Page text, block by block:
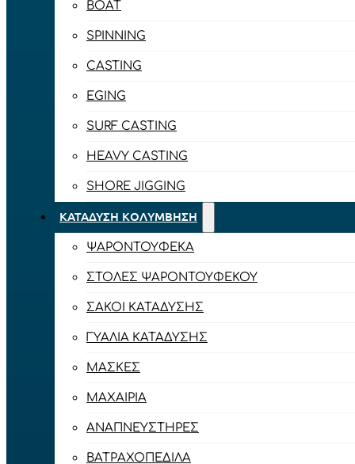
BOAT
SPINNING
CASTING
EGING
SURF CASTING
HEAVY CASTING
SHORE JIGGING
ΚΑΤΆΔΥΣΗ ΚΟΛΎΜΒΗΣΗ
ΨΑΡΟΝΤΟΎΦΕΚΑ
ΣΤΟΛΈΣ ΨΑΡΟΝΤΟΎΦΕΚΟΥ
ΣΆΚΟΙ ΚΑΤΆΔΥΣΗΣ
ΓΥΑΛΙΆ ΚΑΤΆΔΥΣΗΣ
ΜΆΣΚΕΣ
ΜΑΧΑΊΡΙΑ
ΑΝΑΠΝΕΥΣΤΉΡΕΣ
ΒΑΤΡΑΧΟΠΈΔΙΛΑ